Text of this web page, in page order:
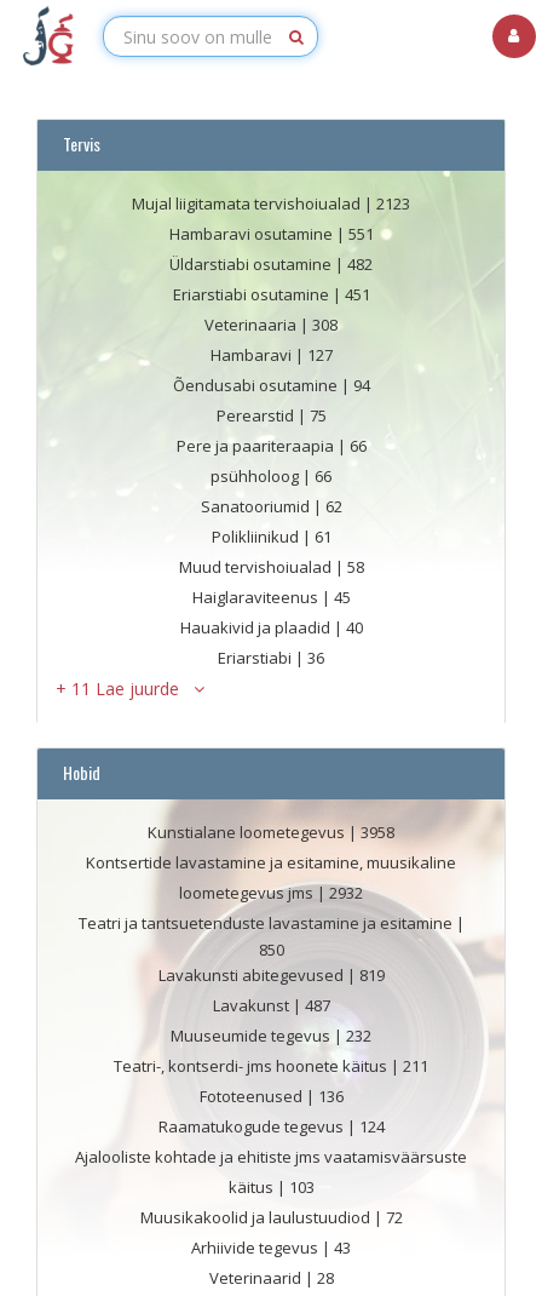
Tervis
Mujal liigitamata tervishoiualad | 2123
Hambaravi osutamine | 551
Üldarstiabi osutamine | 482
Eriarstiabi osutamine | 451
Veterinaaria | 308
Hambaravi | 127
Õendusabi osutamine | 94
Perearstid | 75
Pere ja paariteraapia | 66
psühholoog | 66
Sanatooriumid | 62
Polikliinikud | 61
Muud tervishoiualad | 58
Haiglaraviteenus | 45
Hauakivid ja plaadid | 40
Eriarstiabi | 36
+ 11 Lae juurde
Hobid
Kunstialane loometegevus | 3958
Kontsertide lavastamine ja esitamine, muusikaline
loometegevus jms | 2932
Teatri ja tantsuetenduste lavastamine ja esitamine |
850
Lavakunsti abitegevused | 819
Lavakunst | 487
Muuseumide tegevus | 232
Teatri-, kontserdi- jms hoonete käitus | 211
Fototeenused | 136
Raamatukogude tegevus | 124
Ajalooliste kohtade ja ehitiste jms vaatamisväärsuste
käitus | 103
Muusikakoolid ja laulustuudiod | 72
Arhiivide tegevus | 43
Veterinaarid | 28